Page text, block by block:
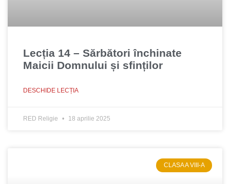
Lecția 14 – Sărbători închinate
Maicii Domnului și sfinților
DESCHIDE LECȚIA
RED Religie 18 aprilie 2025
CLASA A VIII-A